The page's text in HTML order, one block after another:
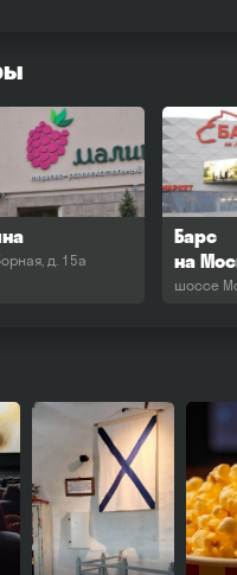
«Детский
д. 15а
Барс
на
шоссе